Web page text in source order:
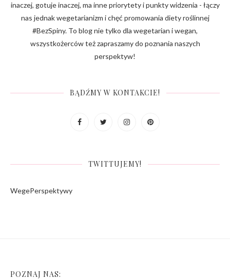
inaczej, gotuje inaczej, ma inne priorytety i punkty widzenia - łączy
nas jednak wegetarianizm i chęć promowania diety roślinnej
#BezSpiny. To blog nie tylko dla wegetarian i wegan,
wszystkożerców też zapraszamy do poznania naszych
perspektyw!
BĄDŹMY W KONTAKCIE!
TWITTUJEMY!
WegePerspektywy
POZNAJ NAS: